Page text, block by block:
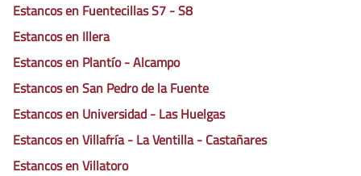
Estancos en Fuentecillas S7 - S8
Estancos en Illera
Estancos en Plantío - Alcampo
Estancos en San Pedro de la Fuente
Estancos en Universidad - Las Huelgas
Estancos en Villafría - La Ventilla - Castañares
Estancos en Villatoro